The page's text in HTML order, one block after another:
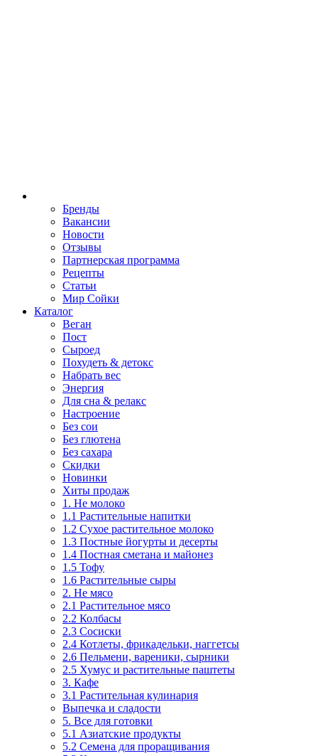
Бренды
Вакансии
Новости
Отзывы
Партнерская программа
Рецепты
Статьи
Мир Сойки
Каталог
Веган
Пост
Сыроед
Похудеть & детокс
Набрать вес
Энергия
Для сна & релакс
Настроение
Без сои
Без глютена
Без сахара
Скидки
Новинки
Хиты продаж
1. Не молоко
1.1 Растительные напитки
1.2 Сухое растительное молоко
1.3 Постные йогурты и десерты
1.4 Постная сметана и майонез
1.5 Тофу
1.6 Растительные сыры
2. Не мясо
2.1 Растительное мясо
2.2 Колбасы
2.3 Сосиски
2.4 Котлеты, фрикадельки, наггетсы
2.6 Пельмени, вареники, сырники
2.5 Хумус и растительные паштеты
3. Кафе
3.1 Растительная кулинария
Выпечка и сладости
5. Все для готовки
5.1 Азиатские продукты
5.2 Семена для проращивания